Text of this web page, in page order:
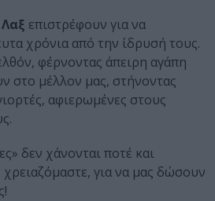
επιστρέφουν για να
χρόνια από την ίδρυσή τους.
φέρνοντας άπειρη αγάπη
στο μέλλον μας, στήνοντας
αφιερωμένες στους
δεν χάνονται ποτέ και
χρειαζόμαστε, για να μας δώσουν